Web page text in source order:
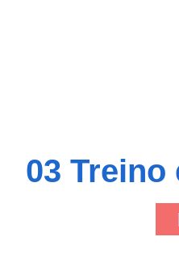
03 Treino